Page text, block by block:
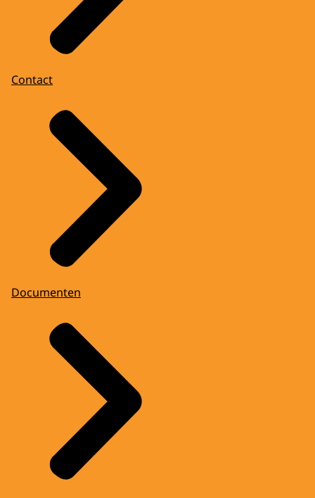
Contact
Documenten